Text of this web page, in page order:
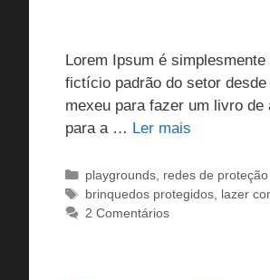
Lorem Ipsum é
fictício padrão do setor
mexeu para fazer um livro
para a … Ler mais
Categorias
playgrounds, redes de proteção
Tags
brinquedos protegidos, lazer
2 Comentários